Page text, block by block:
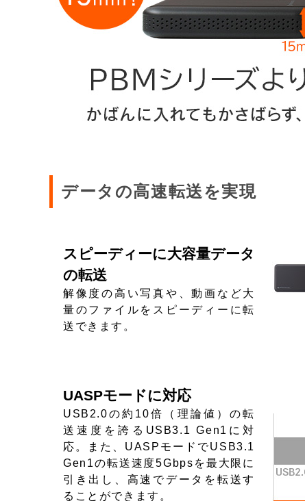
データの高速転送を実現
スピーディーに大容量データ
の転送
解像度の高い写真や、動画など大
量のファイルをスピーディーに転
送できます。
UASPモードに対応
USB2.0の約10倍（理論値）の転
送速度を誇るUSB3.1 Gen1に対
応。また、UASPモードでUSB3.1
Gen1の転送速度5Gbpsを最大限に
引き出し、高速でデータを転送す
ることができます。